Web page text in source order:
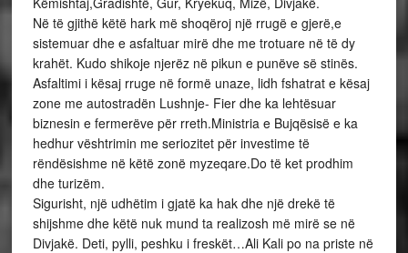
Në të gjithë këtë hark më shoqëroj një rrugë e gjerë,e
sistemuar dhe e asfaltuar mirë dhe me trotuare në të dy
krahët. Kudo shikoje njerëz në pikun e punëve së stinës.
Asfaltimi i kësaj rruge në formë unaze, lidh fshatrat e kësaj
zone me autostradën Lushnje- Fier dhe ka lehtësuar
biznesin e fermerëve për rreth.Ministria e Bujqësisë e ka
hedhur vështrimin me seriozitet për investime të
rëndësishme në këtë zonë myzeqare.Do të ket prodhim
dhe turizëm.
Sigurisht, një udhëtim i gjatë ka hak dhe një drekë të
shijshme dhe këtë nuk mund ta realizosh më mirë se në
Divjakë. Deti, pylli, peshku i freskët…Ali Kali po na priste në